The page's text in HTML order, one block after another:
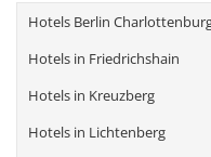
Hotels Berlin
Hotels in Friedrichshain
Hotels in Kreuzberg
Hotels in Lichtenberg